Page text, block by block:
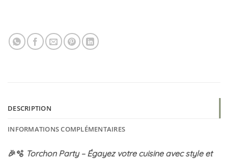
DESCRIPTION
INFORMATIONS COMPLÉMENTAIRES
🎉🫧 Torchon Party – Égayez votre cuisine avec style et